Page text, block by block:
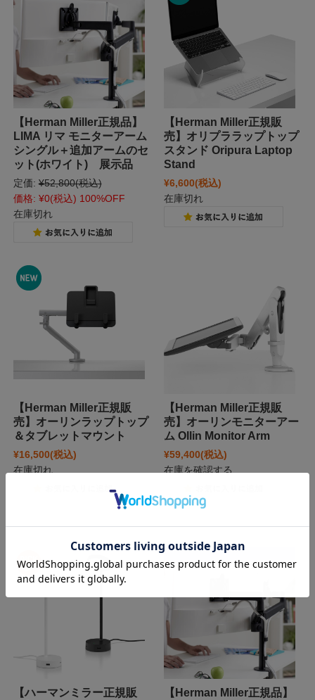
【Herman Miller正規品】
LIMA リマ モニターアーム
シングル＋追加アームのセ
ット(ホワイト) 展示品
定価: ¥52,800(税込)
価格: ¥0(税込) 100%OFF
在庫切れ
【Herman Miller正規販
売】オリプララップトップ
スタンド Oripura Laptop
Stand
¥6,600(税込)
在庫切れ
【Herman Miller正規販
売】オーリンラップトップ
＆タブレットマウント
¥16,500(税込)
在庫切れ
【Herman Miller正規販
売】オーリンモニターアー
ム Ollin Monitor Arm
¥59,400(税込)
在庫を確認する
【ハーマンミラー正規販
【Herman Miller正規品】